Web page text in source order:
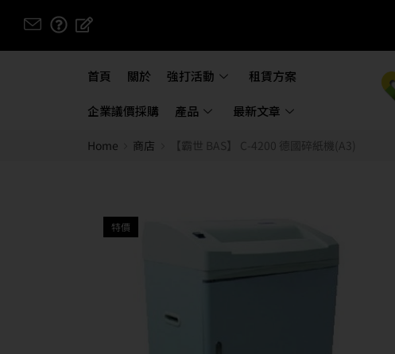
首頁 關於 強打活動 租賃方案
企業議價採購 產品 最新文章
Home 商店 【霸世 BAS】 C-4200 德國碎紙機(A3)
特價